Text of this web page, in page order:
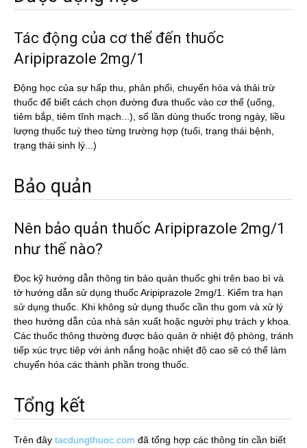
Tác động của cơ thể đến thuốc
Aripiprazole 2mg/1
Động học của sự hấp thu, phân phối, chuyển hóa và thải trừ
thuốc để biết cách chọn đường đưa thuốc vào cơ thể (uống,
tiêm bắp, tiêm tĩnh mạch...), số lần dùng thuốc trong ngày, liều
lượng thuốc tuỳ theo từng trường hợp (tuổi, trạng thái bệnh,
trạng thái sinh lý...)
Bảo quản
Nên bảo quản thuốc Aripiprazole 2mg/1
như thế nào?
Đọc kỹ hướng dẫn thông tin bảo quản thuốc ghi trên bao bì và
tờ hướng dẫn sử dụng thuốc Aripiprazole 2mg/1. Kiểm tra hạn
sử dụng thuốc. Khi không sử dụng thuốc cần thu gom và xử lý
theo hướng dẫn của nhà sản xuất hoặc người phụ trách y khoa.
Các thuốc thông thường được bảo quản ở nhiệt độ phòng, tránh
tiếp xúc trực tiêp với ánh nắng hoặc nhiệt độ cao sẽ có thể làm
chuyển hóa các thành phần trong thuốc.
Tổng kết
Trên đây tacdungthuoc.com đã tổng hợp các thông tin cần biết